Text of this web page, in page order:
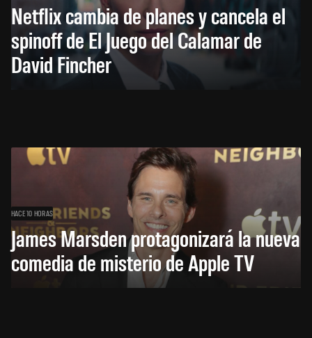
Netflix cambia de planes y cancela el
spinoff de El Juego del Calamar de
David Fincher
HACE 10 HORAS
James Marsden protagonizará la nueva
comedia de misterio de Apple TV